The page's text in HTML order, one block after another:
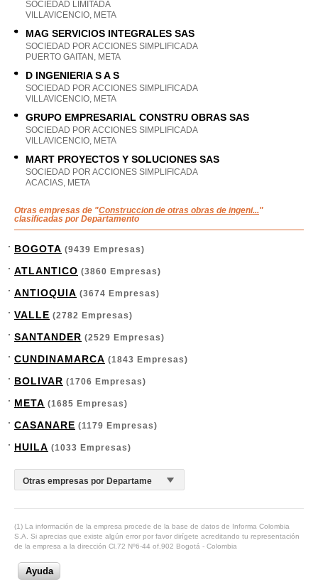
SOCIEDAD LIMITADA
VILLAVICENCIO, META
MAG SERVICIOS INTEGRALES SAS
SOCIEDAD POR ACCIONES SIMPLIFICADA
PUERTO GAITAN, META
D INGENIERIA S A S
SOCIEDAD POR ACCIONES SIMPLIFICADA
VILLAVICENCIO, META
GRUPO EMPRESARIAL CONSTRU OBRAS SAS
SOCIEDAD POR ACCIONES SIMPLIFICADA
VILLAVICENCIO, META
MART PROYECTOS Y SOLUCIONES SAS
SOCIEDAD POR ACCIONES SIMPLIFICADA
ACACIAS, META
Otras empresas de "Construccion de otras obras de ingeni..."
clasificadas por Departamento
BOGOTA (9439 Empresas)
ATLANTICO (3860 Empresas)
ANTIOQUIA (3674 Empresas)
VALLE (2782 Empresas)
SANTANDER (2529 Empresas)
CUNDINAMARCA (1843 Empresas)
BOLIVAR (1706 Empresas)
META (1685 Empresas)
CASANARE (1179 Empresas)
HUILA (1033 Empresas)
(1) La información de la empresa procede de la base de datos de Informa Colombia
S.A. Si aprecias que existe algún error por favor dirígete acreditando tu representación
de la empresa a la dirección Cl.72 Nº6-44 of.902 Bogotá - Colombia
Ayuda